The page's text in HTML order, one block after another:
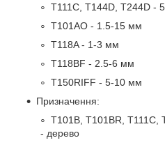
T111C, T144D, T244D -
T101AO - 1.5-15 мм
T118A - 1-3 мм
T118BF - 2.5-6 мм
T150RIFF - 5-10 мм
Призначення:
T101B, T101BR, T111C,
- дерево